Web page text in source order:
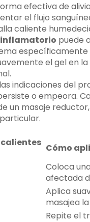
efectiva de
el flujo
caliente
puede
el gel en
indicaciones del
o empeora.
un masaje
Cómo
Coloca
afectada
Aplica
masajea
Repite el